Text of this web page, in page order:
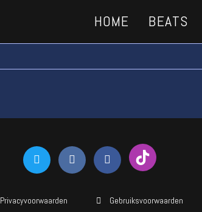
HOME BEATS
Privacyvoorwaarden Gebruiksvoorwaarden